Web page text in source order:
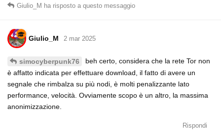
Giulio_M ha risposto a questo messaggio
Giulio_M 2 mar 2025
simocyberpunk76
beh certo, considera che la rete Tor non
è affatto indicata per effettuare download, il fatto di avere un
segnale che rimbalza su più nodi, è molti penalizzante lato
performance, velocità. Ovviamente scopo è un altro, la massima
anonimizzazione.
Rispondi